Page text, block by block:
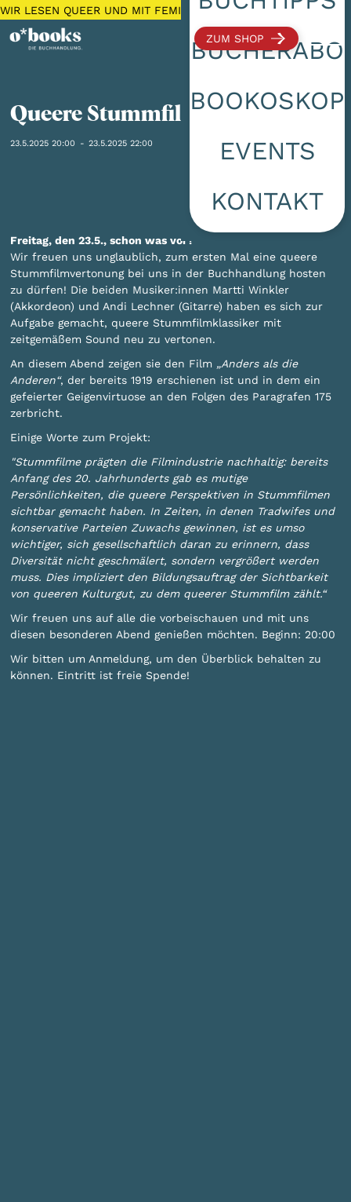
WIR LESEN QUEER UND MIT FEMINISTISCHEM FOKUS 🌈
ZUM SHOP
BÜCHERABO
BOOKOSKOP
EVENTS
KONTAKT
Queere Stummfilmvertonung
23.5.2025 20:00 - 23.5.2025 22:00
Freitag, den 23.5., schon was vor?
Wir freuen uns unglaublich, zum ersten Mal eine queere
Stummfilmvertonung bei uns in der Buchhandlung hosten
zu dürfen! Die beiden Musiker:innen Martti Winkler
(Akkordeon) und Andi Lechner (Gitarre) haben es sich zur
Aufgabe gemacht, queere Stummfilmklassiker mit
zeitgemäßem Sound neu zu vertonen.
An diesem Abend zeigen sie den Film „Anders als die
Anderen“, der bereits 1919 erschienen ist und in dem ein
gefeierter Geigenvirtuose an den Folgen des Paragrafen 175
zerbricht.
Einige Worte zum Projekt:
"Stummfilme prägten die Filmindustrie nachhaltig: bereits
Anfang des 20. Jahrhunderts gab es mutige
Persönlichkeiten, die queere Perspektiven in Stummfilmen
sichtbar gemacht haben. In Zeiten, in denen Tradwifes und
konservative Parteien Zuwachs gewinnen, ist es umso
wichtiger, sich gesellschaftlich daran zu erinnern, dass
Diversität nicht geschmälert, sondern vergrößert werden
muss. Dies impliziert den Bildungsauftrag der Sichtbarkeit
von queeren Kulturgut, zu dem queerer Stummfilm zählt.“
Wir freuen uns auf alle die vorbeischauen und mit uns
diesen besonderen Abend genießen möchten. Beginn: 20:00
Wir bitten um Anmeldung, um den Überblick behalten zu
können. Eintritt ist freie Spende!